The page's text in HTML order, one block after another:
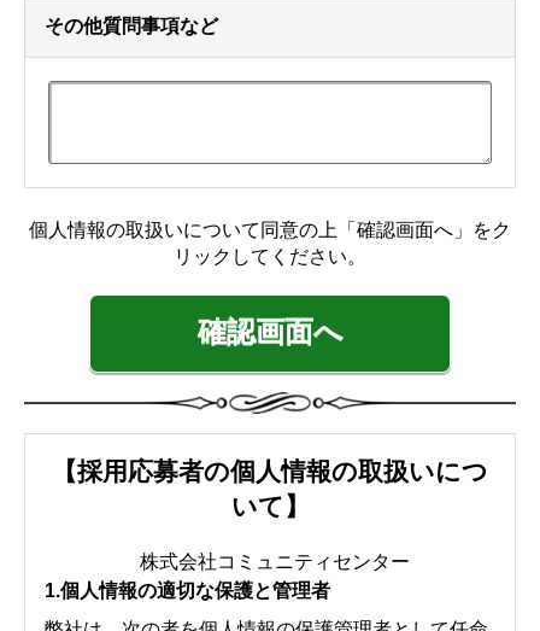
その他質問事項など
【採用応募者の個人情報の取扱いにつ
いて】
株式会社コミュニティセンター
1.個人情報の適切な保護と管理者